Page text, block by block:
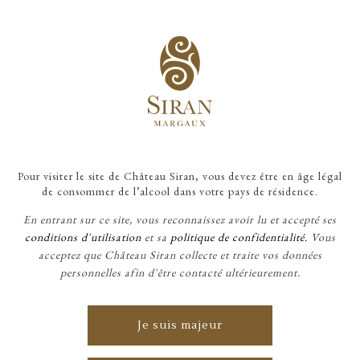
Pour visiter le site de Château Siran, vous devez être en âge légal
de consommer de l’alcool dans votre pays de résidence.
En entrant sur ce site, vous reconnaissez avoir lu et accepté ses
conditions d'utilisationet sa politique de confidentialité. Vous
acceptez que Château Siran collecte et traite vos données
personnelles afin d'être contacté ultérieurement.
Je suis majeur